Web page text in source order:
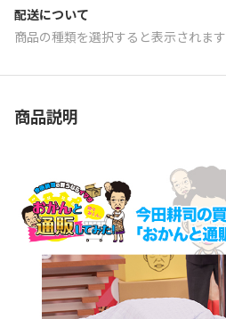
配送について
商品の種類を選択すると表示されます
商品説明